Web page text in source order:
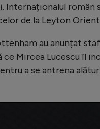
Internaționalul
de la Leyton Orient
au anunțat
ce Mircea Lucescu îl
a se antrena